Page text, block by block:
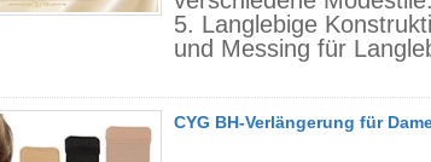
5. Langlebige
und Messing für
CYG BH-Verlängerung für